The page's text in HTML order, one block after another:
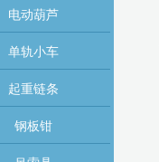
电动葫芦
单轨小车
起重链条
钢板钳